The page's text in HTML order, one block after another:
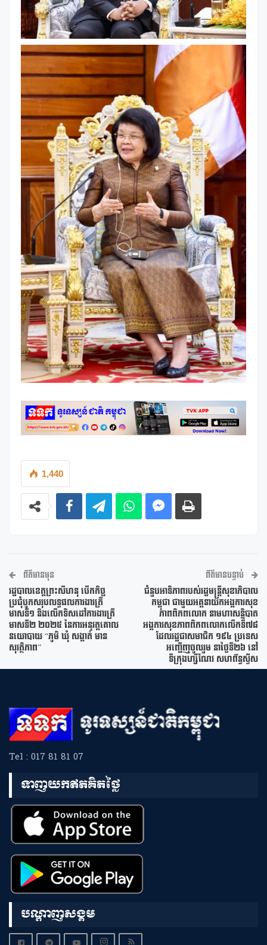
1,440
ព័ត៌មានមុន
រដ្ឋបាលខេត្តព្រះសីហនុ បើកកិច្ច
ប្រជុំបូកសរុបលទ្ធផលការងារត្រី
មាសទី១ និងលើកទិសដៅការងារត្រី
មាសទី២ ២០២៥ នៃការអនុវត្តគោល
នយោបាយ “ភូមិ ឃុំ សង្កាត់ មាន
សុវត្ថិភាព”
ព័ត៌មានបន្ទាប់
ជំនួបអាទិភាពរបស់រដ្ឋមន្ត្រីសុខាភិបាល
កម្ពុជា ជាមួយអគ្គនាយកអង្គការសុខ
ភាពពិភពលោក នាមហាសន្និបាត
អង្គការសុខភាពពិភពលោកលើកទី៧៨
ដែលរដ្ឋជាសមាជិក ១៩៤ ប្រទេស
អញ្ជើញចូលរួម នាថ្ងៃទី២៦ នៅ
ទីក្រុងហ្សឺណែវ សហព័ន្ធស្វីស
Tel : 017 81 81 07
ទាញយកឥតគិតថ្លៃ
បណ្តាញសង្គម